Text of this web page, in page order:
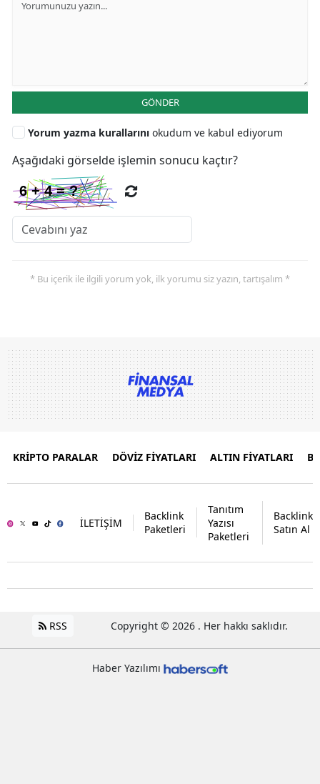
GÖNDER
Yorum yazma kurallarını okudum ve kabul ediyorum
Aşağıdaki görselde işlemin sonucu kaçtır?
* Bu içerik ile ilgili yorum yok, ilk yorumu siz yazın, tartışalım *
KRİPTO PARALAR DÖVİZ FİYATLARI ALTIN FİYATLARI
İLETİŞİM
Backlink
Paketleri
Tanıtım
Yazısı
Paketleri
Backlink
Satın Al
RSS Copyright © 2026 . Her hakkı saklıdır.
Haber Yazılımı